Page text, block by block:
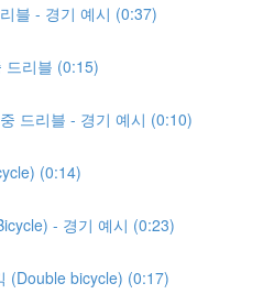
블 - 경기 예시 (0:37)
드리블 (0:15)
드리블 - 경기 예시 (0:10)
(0:14)
- 경기 예시 (0:23)
(Double bicycle) (0:17)